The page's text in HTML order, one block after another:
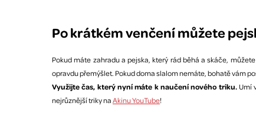
Po krátkém venčení můžete
Pokud máte zahradu a pejska, který rád běhá a skáče,
opravdu přemýšlet. Pokud doma slalom nemáte, bohatě vám
Využijte čas, který nyní máte k naučení nového triku.Umí
nejrůznější triky naAkinu YouTube!